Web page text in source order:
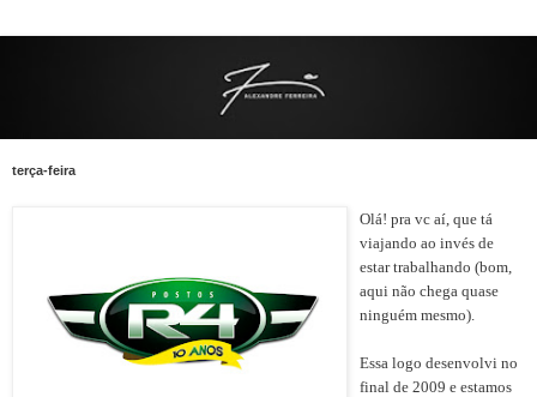
terça-feira
Olá! pra vc aí, que tá
viajando ao invés de
estar trabalhando (bom,
aqui não chega quase
ninguém mesmo).
Essa logo desenvolvi no
final de 2009 e estamos